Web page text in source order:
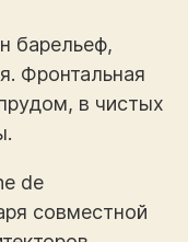
барельеф,
Фронтальная
в чистых
de
совместной